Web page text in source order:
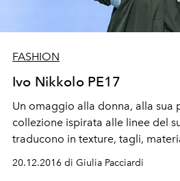
FASHION
Ivo Nikkolo PE17
​Un omaggio alla donna, alla sua
collezione ispirata alle linee del
traducono in texture, tagli,
dettagli che lo seguono e quasi lo
20.12.2016 di Giulia Pacciardi